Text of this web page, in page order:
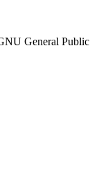
General Public